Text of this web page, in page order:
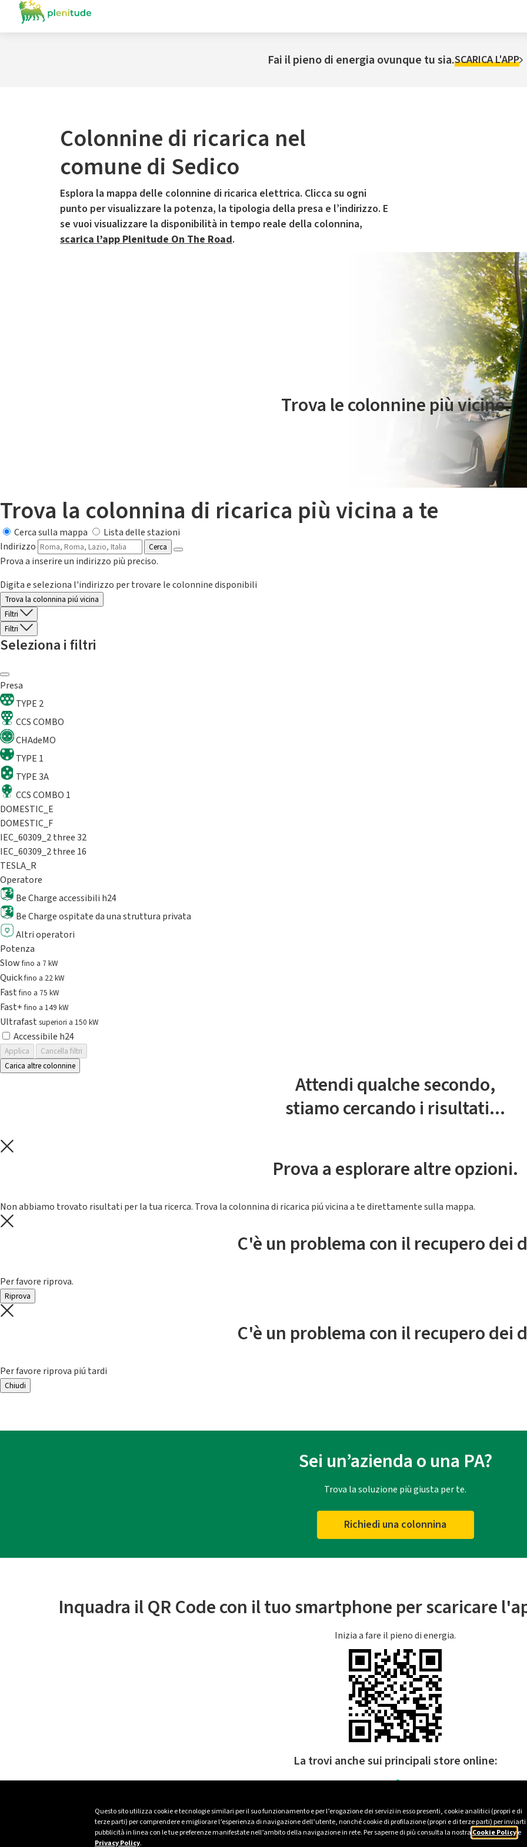
Questo sito utilizza cookie e tecnologie similari per il suo funzionamento e per l’erogazione dei servizi in esso presenti, cookie analitici (propri e di
terze parti) per comprendere e migliorare l’esperienza di navigazione dell’utente, nonché cookie di profilazione (propri e di terze parti) per inviarti
pubblicità in linea con le tue preferenze manifestate nell’ambito della navigazione in rete. Per saperne di più consulta la nostra Cookie Policye
Privacy Policy.
Fai il pieno di energia ovunque tu sia.SCARICA L'APP
Colonnine di ricarica nel
comune di Sedico
Esplora la mappa delle colonnine di ricarica elettrica. Clicca su ogni
punto per visualizzare la potenza, la tipologia della presa e l’indirizzo. E
se vuoi visualizzare la disponibilità in tempo reale della colonnina,
scarica l’app Plenitude On The Road.
Il servizio di mobilità elettrica è gestito da Plenitude On The Road
Trova le colonnine più vicine.
Trova la colonnina di ricarica più vicina a te
Cerca sulla mappa
Lista delle stazioni
Indirizzo
Cerca
Prova a inserire un indirizzo più preciso.
Digita e seleziona l'indirizzo per trovare le colonnine disponibili
Trova la colonnina piú vicina
Filtri
Filtri
Seleziona i filtri
Presa
TYPE 2
CCS COMBO
CHAdeMO
TYPE 1
TYPE 3A
CCS COMBO 1
DOMESTIC_E
DOMESTIC_F
IEC_60309_2 three 32
IEC_60309_2 three 16
TESLA_R
Operatore
Be Charge accessibili h24
Be Charge ospitate da una struttura privata
Altri operatori
Potenza
Slowfino a 7 kW
Quickfino a 22 kW
Fastfino a 75 kW
Fast+fino a 149 kW
Ultrafast superiori a 150 kW
Accessibile h24
Applica
Cancella filtri
Carica altre colonnine
Attendi qualche secondo,
stiamo cercando i risultati...
Prova a esplorare altre opzioni.
Non abbiamo trovato risultati per la tua ricerca. Trova la colonnina di ricarica piú vicina a te direttamente sulla mappa.
C'è un problema con il recupero dei
Per favore riprova.
Riprova
C'è un problema con il recupero dei
Per favore riprova piú tardi
Chiudi
Sei un’azienda o una PA?
Trova la soluzione più giusta per te.
Richiedi una colonnina
Inquadra il QR Code con il tuo smartphone per scaricare
Inizia a fare il pieno di energia.
La trovi anche sui principali store online: